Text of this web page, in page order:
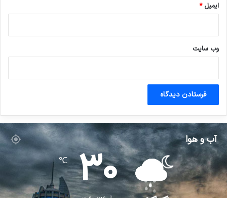
ایمیل*
وب‌ سایت
آب و هوا
30
℃